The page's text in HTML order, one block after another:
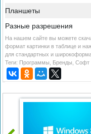
Планшеты
Разные разрешения
На нашем сайте вы можете
формат картинки в таблице и
для стандартных и
Теги: Программы Бренды Софт